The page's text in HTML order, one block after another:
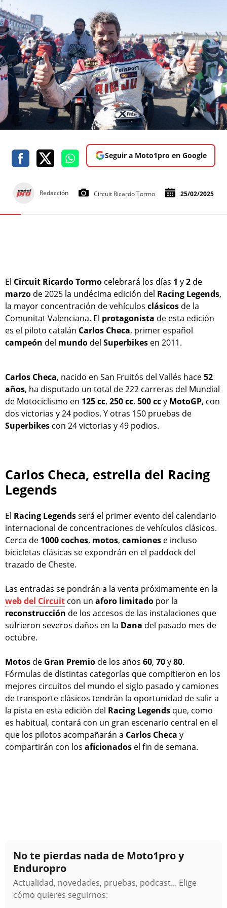
Seguir a Moto1pro en Google
Redacción Circuit Ricardo Tormo 25/02/2025
El Circuit Ricardo Tormo celebrará los días 1 y2 de
marzo de 2025 la undécima edición del Racing Legends,
la mayor concentración de vehículos clásicos de la
Comunitat Valenciana. El protagonista de esta edición
es el piloto catalán Carlos Checa, primer español
campeón del mundo del Superbikes en 2011.
Carlos Checa, nacido en San Fruitós del Vallés hace52
años, ha disputado un total de 222 carreras del Mundial
de Motociclismo en 125 cc, 250 cc, 500 ccy MotoGP, con
dos victorias y 24 podios. Y otras 150 pruebas de
Superbikes con 24 victorias y 49 podios.
Carlos Checa, estrella del Racing
Legends
El Racing Legendsserá el primer evento del calendario
internacional de concentraciones de vehículos clásicos.
Cerca de 1000 coches, motos, camiones e incluso
bicicletas clásicas se expondrán en el paddock del
trazado de Cheste.
Las entradas se pondrán a la venta próximamente en la
web del Circuit con un aforo limitado por la
reconstrucción de los accesos de las instalaciones que
sufrieron severos daños en la Dana del pasado mes de
octubre.
Motos de Gran Premio de los años 60, 70y80.
Fórmulas de distintas categorías que compitieron en los
mejores circuitos del mundo el siglo pasado y camiones
de transporte clásicos tendrán la oportunidad de salir a
la pista en esta edición del Racing Legends que, como
es habitual, contará con un gran escenario central en el
que los pilotos acompañarán a Carlos Checa y
compartirán con los aficionados el fin de semana.
No te pierdas nada de Moto1pro y
Enduropro
Actualidad, novedades, pruebas, podcast... Elige
cómo quieres seguirnos: